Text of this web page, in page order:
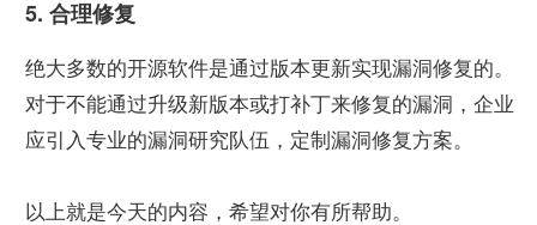
5. 合理修复
绝大多数的开源软件是通过版本更新实现漏洞修复的。
对于不能通过升级新版本或打补丁来修复的漏洞，企业
应引入专业的漏洞研究队伍，定制漏洞修复方案。
以上就是今天的内容，希望对你有所帮助。